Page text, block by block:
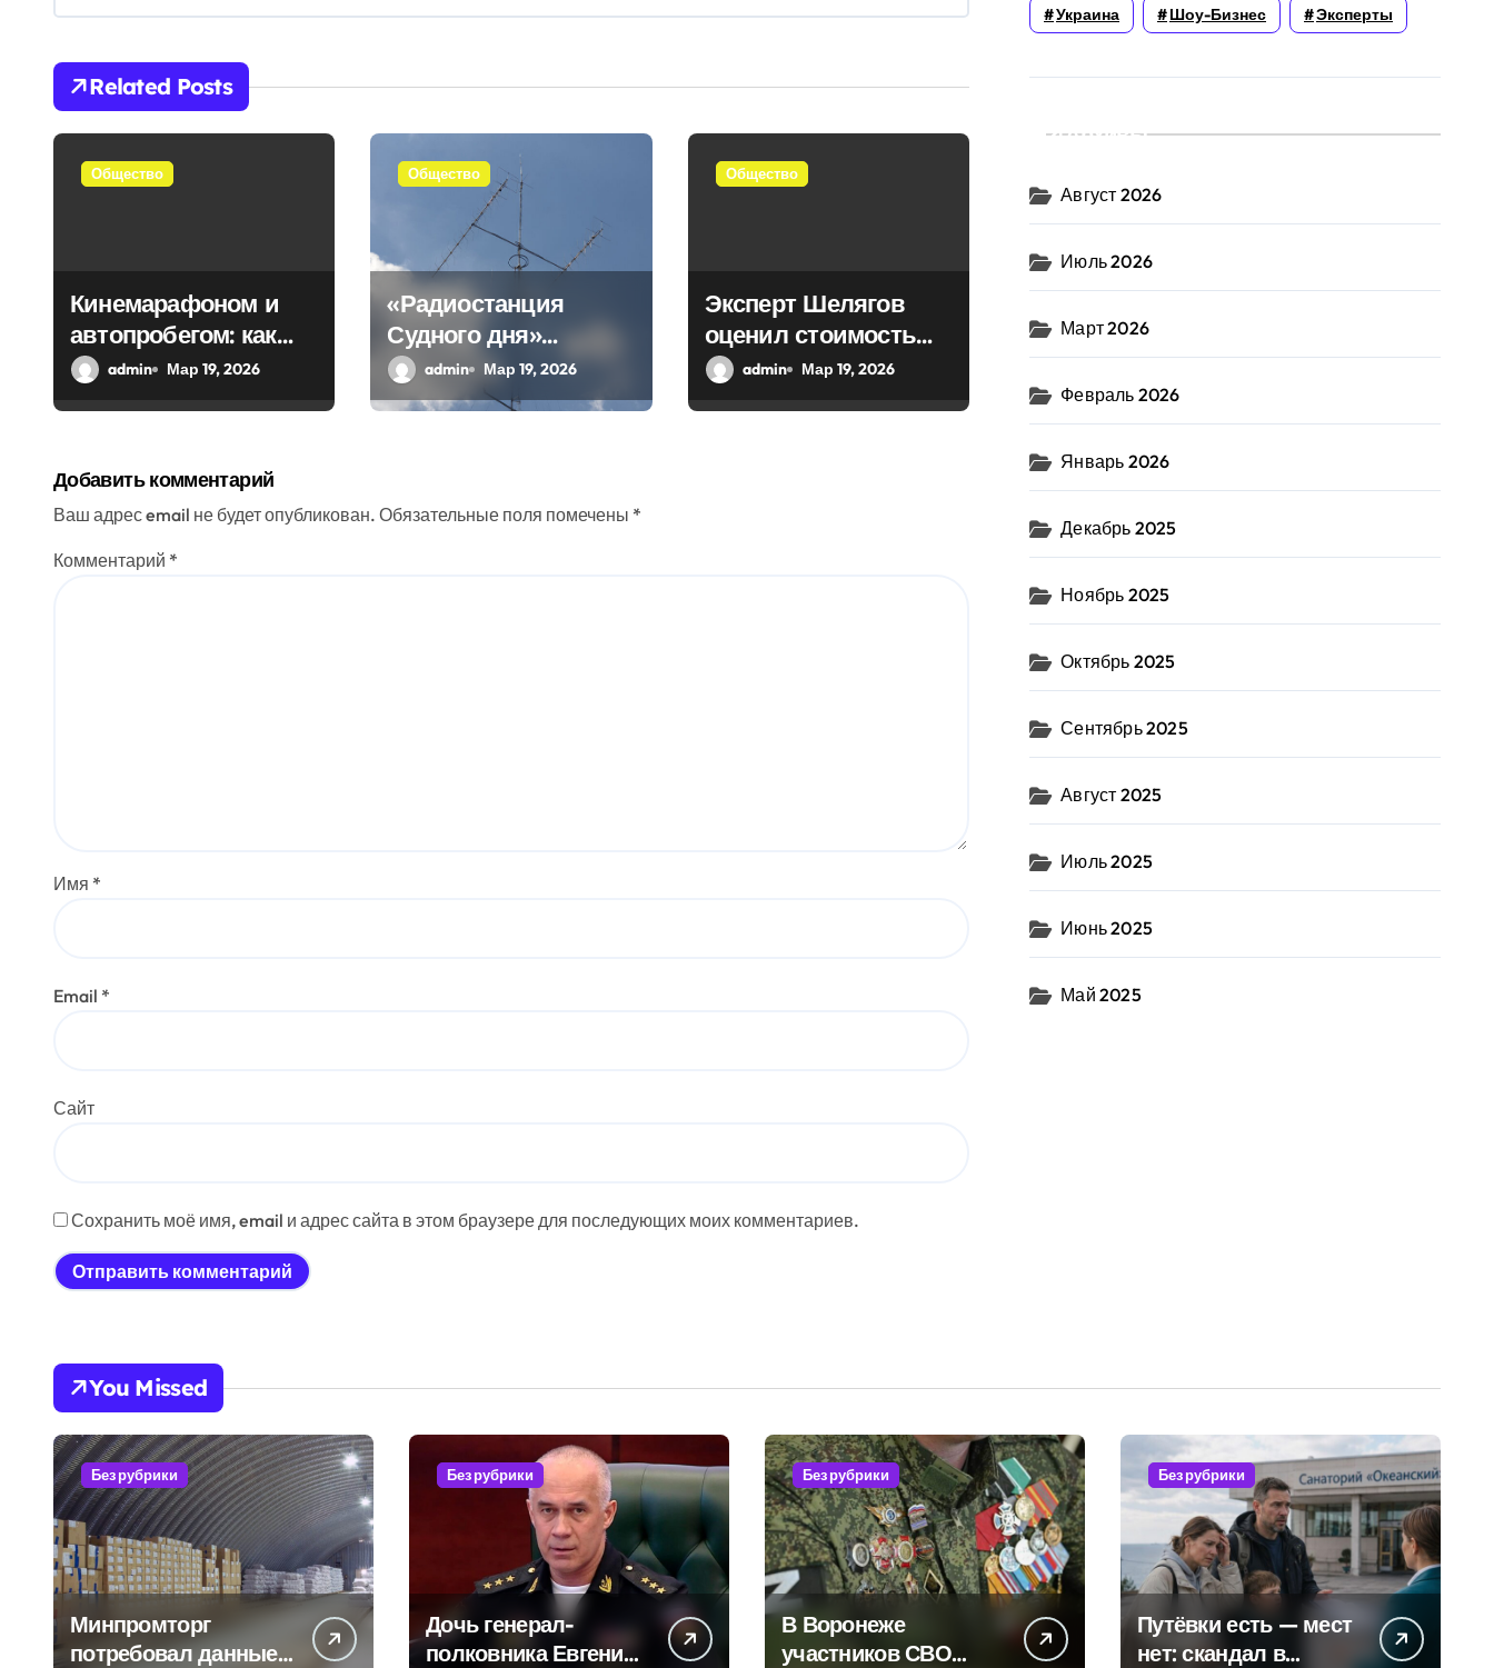
а
ц
и
а
п
с
я
м
Related Posts
Общество
Кинемарафоном и
автопробегом: как
Севастополь
admin Мар 19, 2026
Общество
«Радиостанция
Судного дня»
передала в эфир
загадочное слово
admin Мар 19, 2026
Общество
Эксперт Шелягов
оценил стоимость
похоронных услуг в
admin Мар 19, 2026
Добавить комментарий
Ваш адрес email не будет опубликован. Обязательные поля помечены *
Комментарий *
Имя *
Email *
Сайт
Сохранить моё имя, email и адрес сайта в этом браузере для последующих моих комментариев.
Украина Шоу-Бизнес Эксперты
Архивы
Август 2026
Июль 2026
Март 2026
Февраль 2026
Январь 2026
Декабрь 2025
Ноябрь 2025
Октябрь 2025
Сентябрь 2025
Август 2025
Июль 2025
Июнь 2025
Май 2025
You Missed
Без рубрики
Минпромторг
потребовал данные
Без рубрики
Дочь генерал-
полковника Евгения
Без рубрики
В Воронеже
участников СВО
Без рубрики
Путёвки есть — мест
нет: скандал в